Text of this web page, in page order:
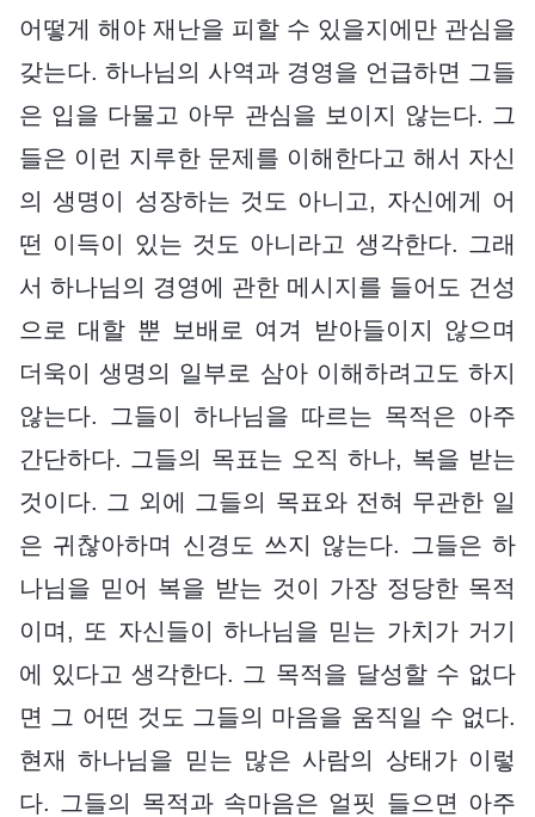
어떻게 해야 재난을 피할 수 있을지에만 관심을
갖는다. 하나님의 사역과 경영을 언급하면 그들
은 입을 다물고 아무 관심을 보이지 않는다. 그
들은 이런 지루한 문제를 이해한다고 해서 자신
의 생명이 성장하는 것도 아니고, 자신에게 어
떤 이득이 있는 것도 아니라고 생각한다. 그래
서 하나님의 경영에 관한 메시지를 들어도 건성
으로 대할 뿐 보배로 여겨 받아들이지 않으며
더욱이 생명의 일부로 삼아 이해하려고도 하지
않는다. 그들이 하나님을 따르는 목적은 아주
간단하다. 그들의 목표는 오직 하나, 복을 받는
것이다. 그 외에 그들의 목표와 전혀 무관한 일
은 귀찮아하며 신경도 쓰지 않는다. 그들은 하
나님을 믿어 복을 받는 것이 가장 정당한 목적
이며, 또 자신들이 하나님을 믿는 가치가 거기
에 있다고 생각한다. 그 목적을 달성할 수 없다
면 그 어떤 것도 그들의 마음을 움직일 수 없다.
현재 하나님을 믿는 많은 사람의 상태가 이렇
다. 그들의 목적과 속마음은 얼핏 들으면 아주